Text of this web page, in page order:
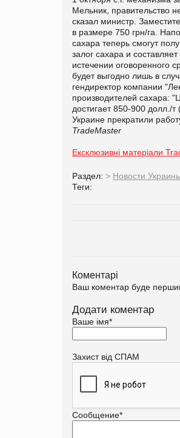
Мельник, правительство
сказал министр.
в размере 750 грн/га.
сахара теперь смогут
залог сахара и
истечении оговоренного
будет выгодно лишь в
гендиректор компании
производителей сахара:
достигает 850-900 долл./
Украине прекратили
TradeMaster
Ексклюзивні матеріали
Раздел: > Новости
Теги:
Коментарі
Ваш коментар буде
Додати коментар
Ваше імя*
Захист від СПАМ
Сообщение*